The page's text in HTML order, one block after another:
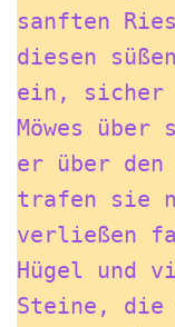
sanften
diesen
ein, sicher
Möwes über
er über den
trafen sie
verließen
Hügel und
Steine, die